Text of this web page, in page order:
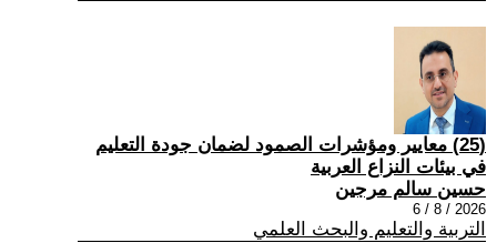
(25) معايير ومؤشرات الصمود لضمان جودة التعليم
في بيئات النزاع العربية
حسين سالم مرجين
2026 / 8 / 6
التربية والتعليم والبحث العلمي